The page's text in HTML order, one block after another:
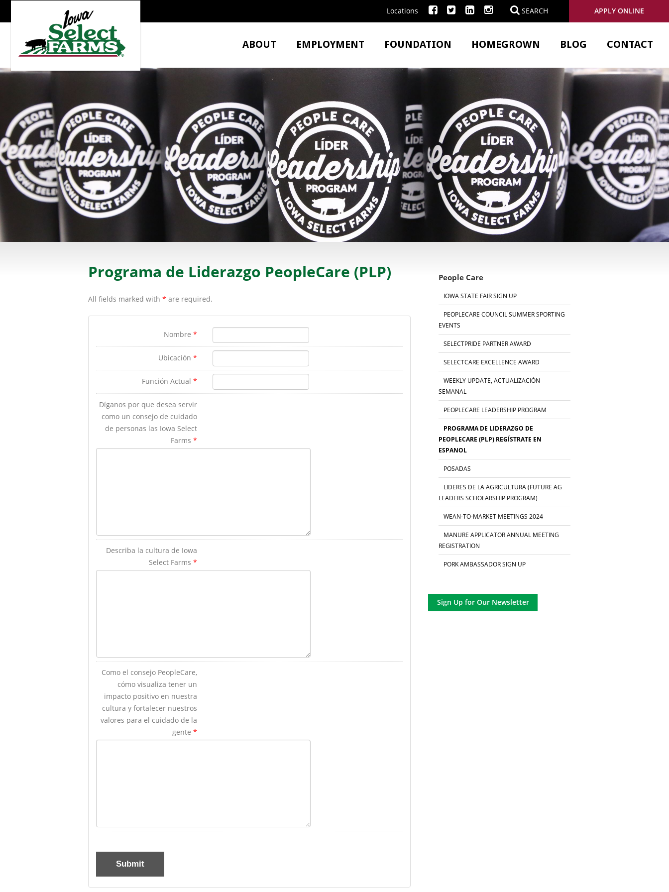
Locations SEARCH APPLY ONLINE
ABOUT EMPLOYMENT FOUNDATION HOMEGROWN BLOG CONTACT
People Care
IOWA STATE FAIR SIGN UP
PEOPLECARE COUNCIL SUMMER SPORTING
EVENTS
SELECTPRIDE PARTNER AWARD
SELECTCARE EXCELLENCE AWARD
WEEKLY UPDATE, ACTUALIZACIÓN
SEMANAL
PEOPLECARE LEADERSHIP PROGRAM
PROGRAMA DE LIDERAZGO DE
PEOPLECARE (PLP) REGÍSTRATE EN
ESPANOL
POSADAS
LIDERES DE LA AGRICULTURA (FUTURE AG
LEADERS SCHOLARSHIP PROGRAM)
WEAN-TO-MARKET MEETINGS 2024
MANURE APPLICATOR ANNUAL MEETING
REGISTRATION
PORK AMBASSADOR SIGN UP
Sign Up for Our Newsletter
Programa de Liderazgo PeopleCare (PLP)
All fields marked with * are required.
Nombre*
Ubicación*
Función Actual*
Díganos por que desea servir
como un consejo de cuidado
de personas las Iowa Select
Farms*
Describa la cultura de Iowa
Select Farms*
Como el consejo PeopleCare,
cómo visualiza tener un
impacto positivo en nuestra
cultura y fortalecer nuestros
valores para el cuidado de la
gente*